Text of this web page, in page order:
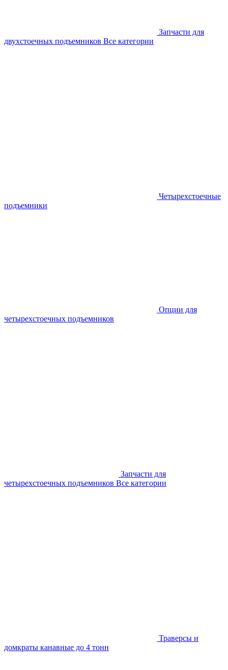
Запчасти для
двухстоечных подъемников Все категории
Четырехстоечные
подъемники
Опции для
четырехстоечных подъемников
Запчасти для
четырехстоечных подъемников Все категории
Траверсы и
домкраты канавные до 4 тонн